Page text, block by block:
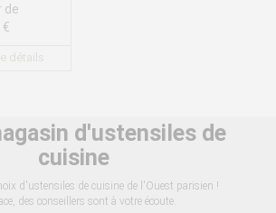
de
€
d'ustensiles de
cuisine
d'ustensiles de cuisine de l'Ouest parisien !
des conseillers sont à votre écoute.